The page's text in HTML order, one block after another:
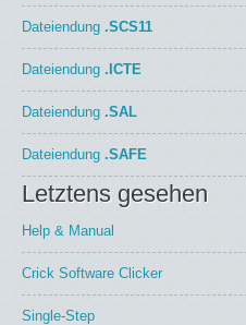
Dateiendung .SCS11
Dateiendung .ICTE
Dateiendung .SAL
Dateiendung .SAFE
Letztens gesehen
Help & Manual
Crick Software Clicker
Single-Step